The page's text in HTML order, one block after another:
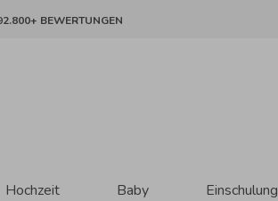
BEWERTUNGEN
Hochzeit Baby Einschulung